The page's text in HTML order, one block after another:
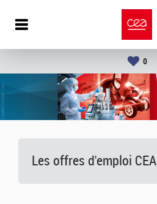
0
Les offres d'emploi CEA